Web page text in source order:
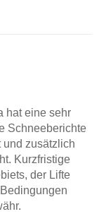
hat eine sehr
Schneeberichte
zusätzlich
Kurzfristige
der Lifte